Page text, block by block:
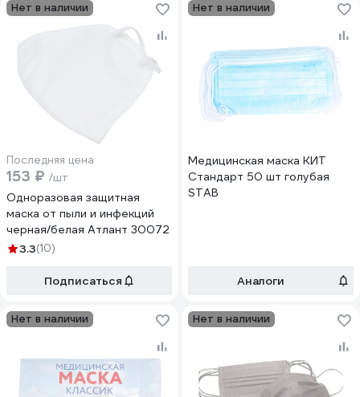
Нет в наличии
Последняя цена
153 ₽ /шт
Одноразовая защитная
маска от пыли и инфекций
черная/белая Атлант 30072
3.3(10)
Подписаться
Нет в наличии
Медицинская маска КИТ
Стандарт 50 шт голубая
STAB
Аналоги
Нет в наличии Нет в наличии